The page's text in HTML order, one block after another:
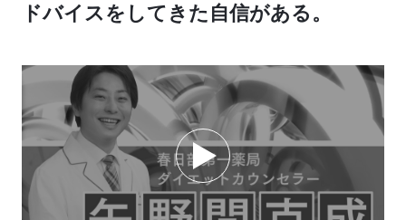
ドバイスをしてきた自信がある。